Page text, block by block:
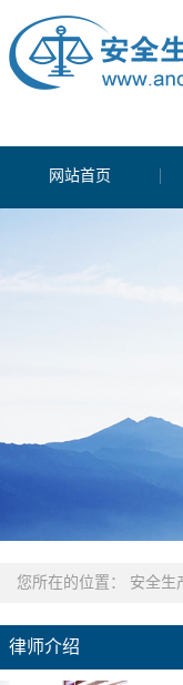
网站首页
您所在的位置： 安全生
律师介绍